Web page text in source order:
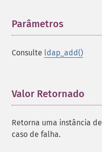
Parâmetros
Consulte ldap_add()
Valor Retornado
Retorna uma instância de
caso de falha.